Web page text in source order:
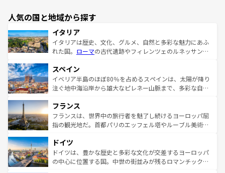
人気の国と地域から探す
イタリア
イタリアは歴史、文化、グルメ、自然と多彩な魅力にあふ
れた国。 ローマの古代遺跡やフィレンツェのルネッサンス
ろん、トスカーナの美しい田園風景やアマルフィ海岸の絶
景など、自然景観も見逃せない。観光の合間には、本場の
ピザやパスタなど、絶品のイタリア料理を堪能することも
ませてくれるイタリアで、忘れられない旅をしてみよう！
なお、新着のイタリア情報はコンテンツ一覧 を参照してほ
しい。
スペイン
イベリア半島のほぼ80％を占めるスペインは、太陽が降り
注ぐ地中海沿岸から雄大なピレネー山脈まで、多彩な自然
文化が根付くこの国では、情熱的なフラメンコ、熱気あふ
れる闘牛、そして美味しいタパスが生活の一部となってい
る。首都マドリードの洗練された雰囲気や、バルセロナの
の城塞都市、穏やかなビーチリゾートまで多彩な表情を見
せる。地方によって風土や気候が異なるスペインはその個
性で訪れる人を魅了する。 なお、新着のスペイン情報はコ
フランス
フランスは、世界中の旅行者を魅了し続けるヨーロッパ屈
指の観光地だ。首都パリのエッフェル塔やルーブル美術館
で、幅広い魅力が詰まっている。華麗な宮殿、歴史的な大
聖堂、美しいビーチ、そして豊かな自然が、訪れる者を心
から魅了する。また、フランスは美食の国としても知ら
ドイツ
ドイツは、豊かな歴史と多彩な文化が交差するヨーロッパ
の中心に位置する国。中世の街並みが残るロマンチック街